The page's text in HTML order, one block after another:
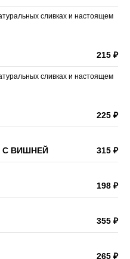
сливках и настоящем
215 ₽
сливках и настоящем
225 ₽
С ВИШНЕЙ 315 ₽
198 ₽
355 ₽
265 ₽